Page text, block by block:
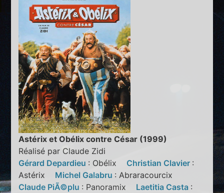
Astérix et Obélix contre César (1999)
Réalisé par Claude Zidi
Gérard Depardieu : Obélix Christian Clavier :
Astérix Michel Galabru : Abraracourcix
Claude PiÃ©plu : Panoramix Laetitia Casta :